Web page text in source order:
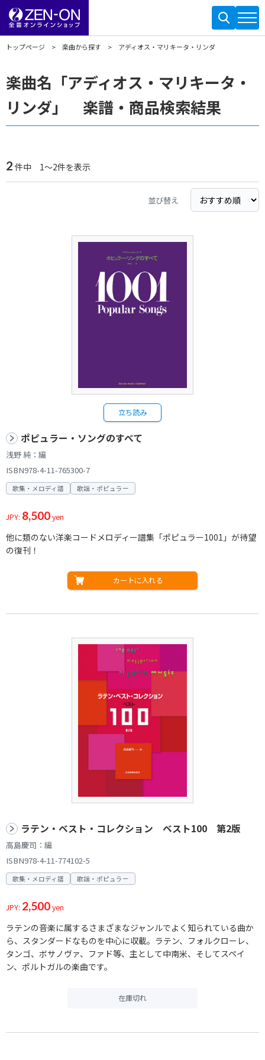
トップページ 楽曲から探す アディオス・マリキータ・リンダ
楽曲名「アディオス・マリキータ・
リンダ」 楽譜・商品検索結果
2 件中 1～2件を表示
並び替え
立ち読み
ポピュラー・ソングのすべて
浅野 純：編
ISBN978-4-11-765300-7
歌集・メロディ譜 歌謡・ポピュラー
JPY: 8,500yen
他に類のない洋楽コードメロディー譜集「ポピュラー1001」が待望
の復刊！
カートに入れる
ラテン・ベスト・コレクション ベスト100 第2版
高島慶司：編
ISBN978-4-11-774102-5
歌集・メロディ譜 歌謡・ポピュラー
JPY: 2,500yen
ラテンの音楽に属するさまざまなジャンルでよく知られている曲か
ら、スタンダードなものを中心に収載。ラテン、フォルクローレ、
タンゴ、ボサノヴァ、ファド等、主として中南米、そしてスペイ
ン、ポルトガルの楽曲です。
在庫切れ